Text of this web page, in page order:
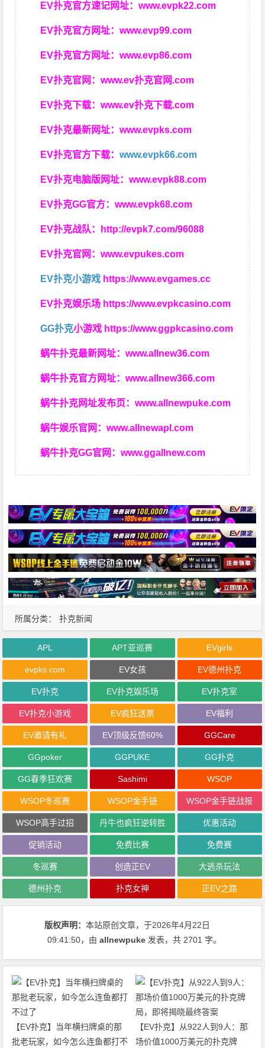
EV扑克官方速记网址：www.evpk22.com
EV扑克官方网址：www.evp99.com
EV扑克官方网址：www.evp86.com
EV扑克官网：www.ev扑克官网.com
EV扑克下载：www.ev扑克下载.com
EV扑克最新网址：www.evpks.com
EV扑克官方下载：www.evpk66.com
EV扑克电脑版网址：www.evpk88.com
EV扑克GG官方：www.evpk68.com
EV扑克战队： http://evpk7.com/96088
EV扑克官网：www.evpukes.com
EV扑克小游戏 https://www.evgames.cc
EV扑克娱乐场 https://www.evpkcasino.com
GG扑克小游戏 https://www.ggpkcasino.com
蜗牛扑克最新网址：www.allnew36.com
蜗牛扑克官方网址：www.allnew366.com
蜗牛扑克网址发布页：www.allnewpuke.com
蜗牛娱乐官网：www.allnewapl.com
蜗牛扑克GG官网：www.ggallnew.com
所属分类： 扑克新闻
APL APT亚巡赛 EVgirls
evpks.com EV女孩 EV德州扑克
EV扑克 EV扑克娱乐场 EV扑克室
EV扑克小游戏 EV疯狂送票 EV福利
EV邀请有礼 EV顶级反馈60% GGCare
GGpoker GGPUKE GG扑克
GG春季狂欢赛 Sashimi WSOP
WSOP冬巡赛 WSOP金手链 WSOP金手链战报
WSOP高手过招 丹牛也疯狂逆转胜 优惠活动
促销活动 免费比赛 免费赛
冬巡赛 创造正EV 大逃杀玩法
德州扑克 扑克女神 正EV之路
版权声明：本站原创文章，于2026年4月22日
09:41:50，由allnewpuke 发表，共 2701 字。
【EV扑克】当年横扫牌桌的那
批老玩家，如今怎么连鱼都打不
【EV扑克】从922人到9人：那
场价值1000万美元的扑克牌